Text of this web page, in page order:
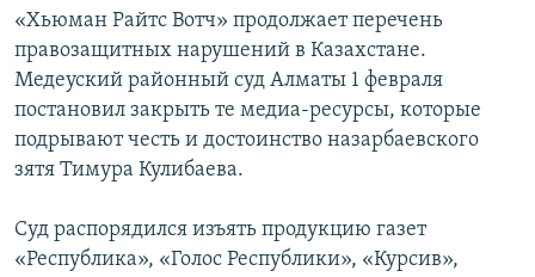
«Хьюман Райтс Вотч» продолжает перечень
правозащитных нарушений в Казахстане.
Медеуский районный суд Алматы 1 февраля
постановил закрыть те медиа-ресурсы, которые
подрывают честь и достоинство назарбаевского
зятя Тимура Кулибаева.
Суд распорядился изъять продукцию газет
«Республика», «Голос Республики», «Курсив»,